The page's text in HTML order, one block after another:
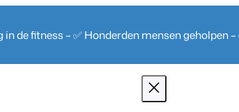
in de fitness – ✅ Honderden mensen geholpen